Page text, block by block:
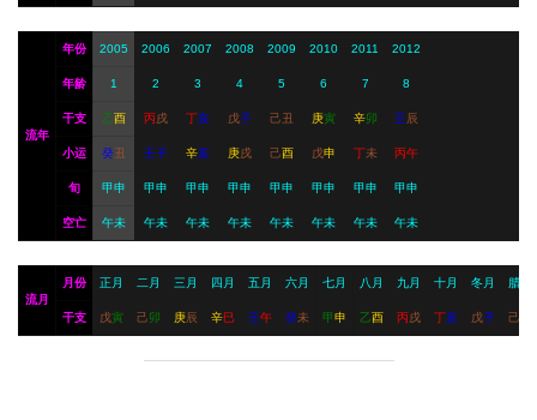
流年
年份 2005 2006 2007 2008 2009 2010 2011 2012
年龄 1 2 3 4 5 6 7 8
干支 乙酉 丙戌 丁亥 戊子 己丑 庚寅 辛卯 壬辰
小运 癸丑 壬子 辛亥 庚戌 己酉 戊申 丁未 丙午
旬 甲申 甲申 甲申 甲申 甲申 甲申 甲申 甲申
空亡 午未 午未 午未 午未 午未 午未 午未 午未
流月
月份 正月 二月 三月 四月 五月 六月 七月 八月 九月 十月 冬月 腊月
干支 戊寅 己卯 庚辰 辛巳 壬午 癸未 甲申 乙酉 丙戌 丁亥 戊子 己